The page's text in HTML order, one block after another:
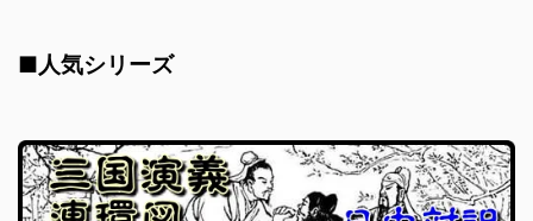
■人気シリーズ